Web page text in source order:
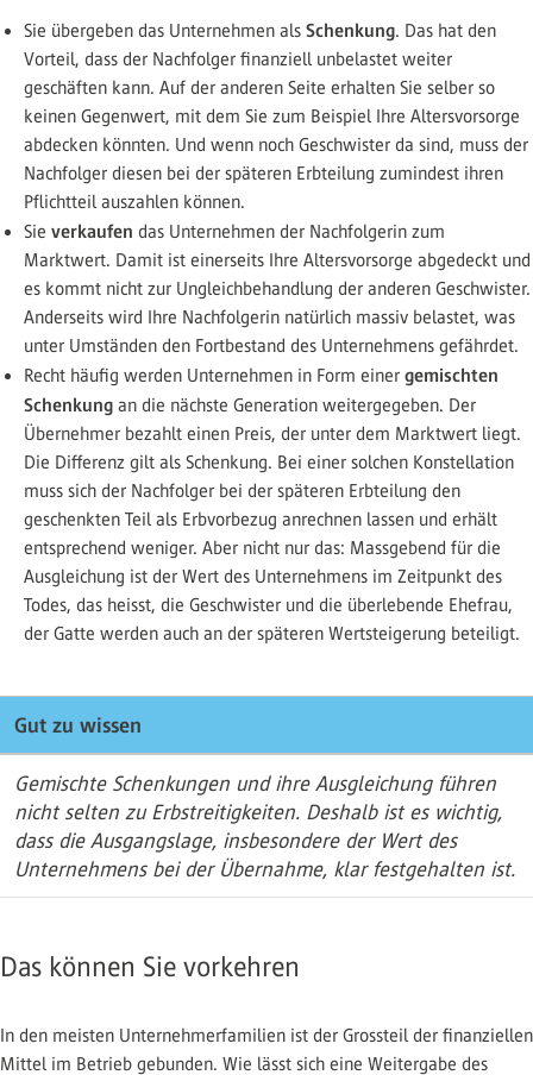
Sie übergeben das Unternehmen als Schenkung. Das hat den
Vorteil, dass der Nachfolger finanziell unbelastet weiter
geschäften kann. Auf der anderen Seite erhalten Sie selber so
keinen Gegenwert, mit dem Sie zum Beispiel Ihre Altersvorsorge
abdecken könnten. Und wenn noch Geschwister da sind, muss der
Nachfolger diesen bei der späteren Erbteilung zumindest ihren
Pflichtteil auszahlen können.
Sie verkaufen das Unternehmen der Nachfolgerin zum
Marktwert. Damit ist einerseits Ihre Altersvorsorge abgedeckt und
es kommt nicht zur Ungleichbehandlung der anderen Geschwister.
Anderseits wird Ihre Nachfolgerin natürlich massiv belastet, was
unter Umständen den Fortbestand des Unternehmens gefährdet.
Recht häufig werden Unternehmen in Form einer gemischten
Schenkung an die nächste Generation weitergegeben. Der
Übernehmer bezahlt einen Preis, der unter dem Marktwert liegt.
Die Differenz gilt als Schenkung. Bei einer solchen Konstellation
muss sich der Nachfolger bei der späteren Erbteilung den
geschenkten Teil als Erbvorbezug anrechnen lassen und erhält
entsprechend weniger. Aber nicht nur das: Massgebend für die
Ausgleichung ist der Wert des Unternehmens im Zeitpunkt des
Todes, das heisst, die Geschwister und die überlebende Ehefrau,
der Gatte werden auch an der späteren Wertsteigerung beteiligt.
Gut zu wissen
Gemischte Schenkungen und ihre Ausgleichung führen
nicht selten zu Erbstreitigkeiten. Deshalb ist es wichtig,
dass die Ausgangslage, insbesondere der Wert des
Unternehmens bei der Übernahme, klar festgehalten ist.
Das können Sie vorkehren
In den meisten Unternehmerfamilien ist der Grossteil der finanziellen
Mittel im Betrieb gebunden. Wie lässt sich eine Weitergabe des